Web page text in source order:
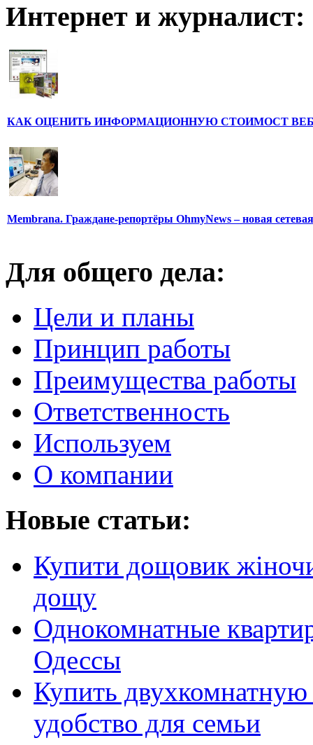
Интернет и журналист:
КАК ОЦЕНИТЬ ИНФОРМАЦИОННУЮ СТОИМОСТ
Membrana. Граждане-репортёры OhmyNews – новая
Для общего дела:
Цели и планы
Принцип работы
Преимущества работы
Ответственность
Используем
О компании
Новые статьи:
Купити дощовик
дощу
Однокомнатные
Одессы
Купить
удобство для семьи